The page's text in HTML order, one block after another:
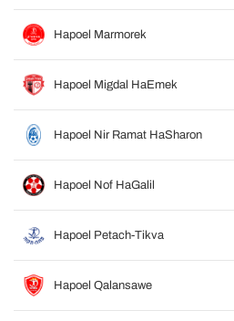
Hapoel Marmorek
Hapoel Migdal HaEmek
Hapoel Nir Ramat HaSharon
Hapoel Nof HaGalil
Hapoel Petach-Tikva
Hapoel Qalansawe